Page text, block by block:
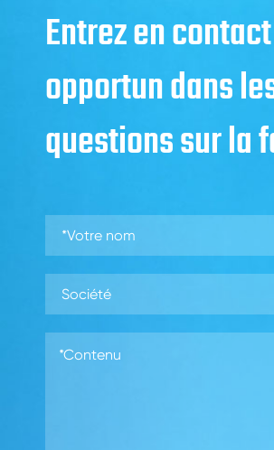
Entrez en
opportun dans
questions sur la